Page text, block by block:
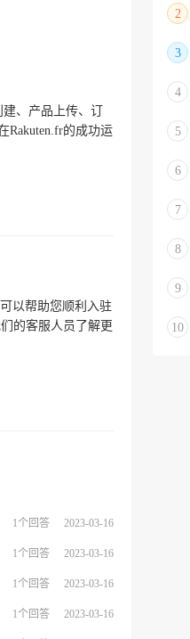
、产品上传、订
Rakuten.fr的成功运
以帮助您顺利入驻
的客服人员了解更
1个回答 2023-03-16
1个回答 2023-03-16
1个回答 2023-03-16
1个回答 2023-03-16
2
3
4
5
6
7
8
9
10